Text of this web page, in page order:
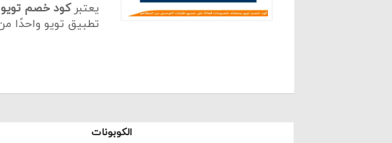
يعتبركود خصم تويو
تطبيق تويو واحدًا
وقد أصبحت شركة
ما هوالكوبونات